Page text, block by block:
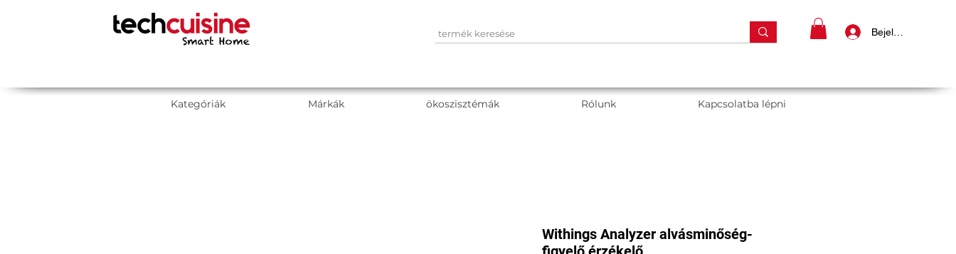
Bejelentkezés
Kategóriák Márkák ökoszisztémák Rólunk Kapcsolatba lépni
Withings Analyzer alvásminőség-